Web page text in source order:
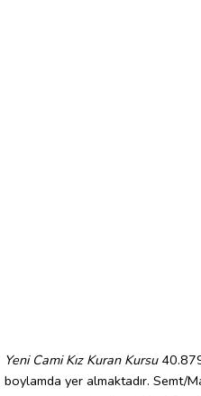
Yeni Cami Kız Kuran Kursu
boylamda yer almaktadır. Semt/